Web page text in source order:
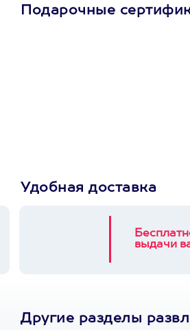
Подарочные
Удобная доставка
выдачи
Другие разделы